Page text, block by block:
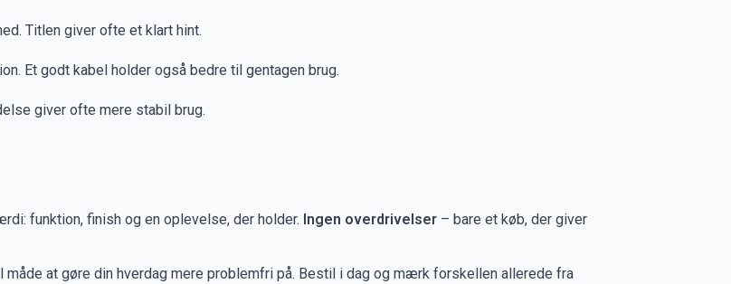
Titlen giver ofte et klart hint.
Et godt kabel holder også bedre til gentagen brug.
giver ofte mere stabil brug.
funktion, finish og en oplevelse, der holder. Ingen overdrivelser – bare et køb, der giver
måde at gøre din hverdag mere problemfri på. Bestil i dag og mærk forskellen allerede fra